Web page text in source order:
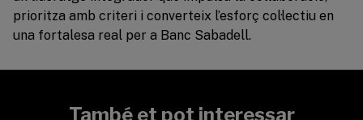
prioritza amb criteri i converteix l’esforç col·lectiu en
una fortalesa real per a Banc Sabadell.
També et pot interessar